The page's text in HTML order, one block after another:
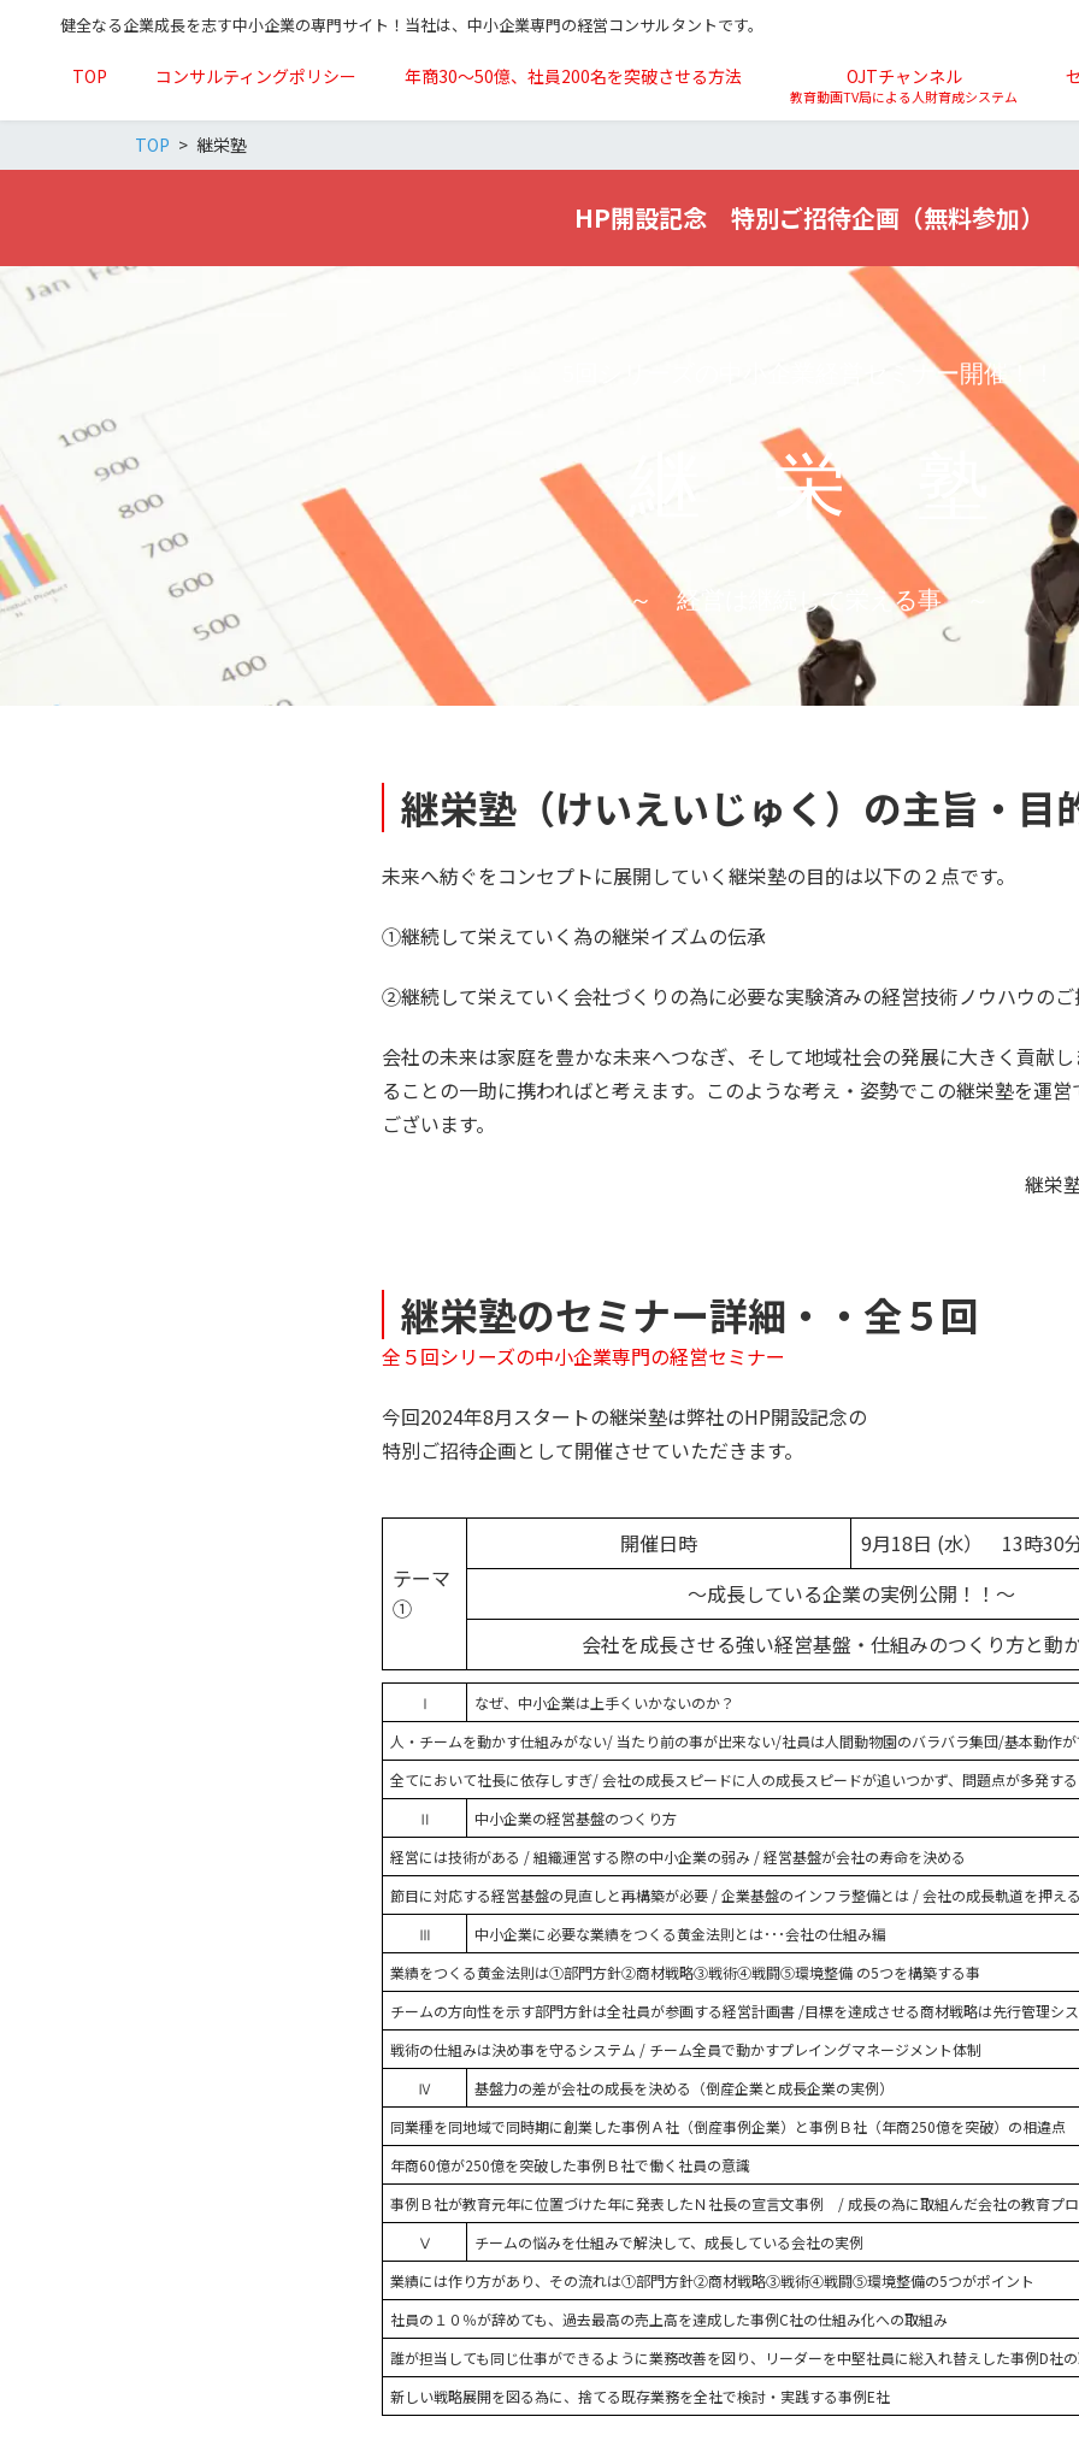
健全なる企業成長を志す中小企業の専門サイト！当社は、中小企業専門の経営コンサルタントです。
TOP コンサルティングポリシー 年商30～50億、社員200名を突破させる方法 OJTチャンネル
教育動画TV局による人財育成システム
TOP 継栄塾
HP開設記念 特別ご招待企画（無料参加）
5回シリーズの中小企業経営セミナー開催！！
継 栄 塾
～ 経営は継続して栄える事 ～
継栄塾（けいえいじゅく）の主旨・目
未来へ紡ぐをコンセプトに展開していく継栄塾の目的は以下の２点です。
①継続して栄えていく為の継栄イズムの伝承
②継続して栄えていく会社づくりの為に必要な実験済みの経営技術ノウハウの
会社の未来は家庭を豊かな未来へつなぎ、そして地域社会の発展に大きく貢献
ることの一助に携わればと考えます。このような考え・姿勢でこの継栄塾を運
ございます。
継栄
継栄塾のセミナー詳細・・全５回
全５回シリーズの中小企業専門の経営セミナー
今回2024年8月スタートの継栄塾は弊社のHP開設記念の
特別ご招待企画として開催させていただきます。
テーマ
①
開催日時
9月18日 (水） 13時30
～成長している企業の実例公開！！～
会社を成長させる強い経営基盤・仕組みのつくり方と動
Ⅰ
なぜ、中小企業は上手くいかないのか？
人・チームを動かす仕組みがない/ 当たり前の事が出来ない/社員は人間動物園のバラバラ集団/基本動作
全てにおいて社長に依存しすぎ/ 会社の成長スピードに人の成長スピードが追いつかず、問題点が多発する
Ⅱ
中小企業の経営基盤のつくり方
経営には技術がある / 組織運営する際の中小企業の弱み / 経営基盤が会社の寿命を決める
節目に対応する経営基盤の見直しと再構築が必要 / 企業基盤のインフラ整備とは / 会社の成長軌道を押える
Ⅲ
中小企業に必要な業績をつくる黄金法則とは･･･会社の仕組み編
業績をつくる黄金法則は①部門方針②商材戦略③戦術④戦闘⑤環境整備 の5つを構築する事
チームの方向性を示す部門方針は全社員が参画する経営計画書 /目標を達成させる商材戦略は先行管理シ
戦術の仕組みは決め事を守るシステム / チーム全員で動かすプレイングマネージメント体制
Ⅳ
基盤力の差が会社の成長を決める（倒産企業と成長企業の実例）
同業種を同地域で同時期に創業した事例Ａ社（倒産事例企業）と事例Ｂ社（年商250億を突破）の相違点
年商60億が250億を突破した事例Ｂ社で働く社員の意識
事例Ｂ社が教育元年に位置づけた年に発表したＮ社長の宣言文事例 / 成長の為に取組んだ会社の教育プ
Ⅴ
チームの悩みを仕組みで解決して、成長している会社の実例
業績には作り方があり、その流れは①部門方針②商材戦略③戦術④戦闘⑤環境整備の5つがポイント
社員の１０％が辞めても、過去最高の売上高を達成した事例C社の仕組み化への取組み
誰が担当しても同じ仕事ができるように業務改善を図り、リーダーを中堅社員に総入れ替えした事例D社
新しい戦略展開を図る為に、捨てる既存業務を全社で検討・実践する事例E社